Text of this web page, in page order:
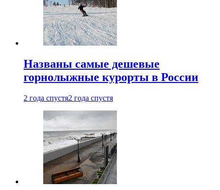
Названы самые дешевые
горнолыжные курорты в России
2 года спустя2 года спустя